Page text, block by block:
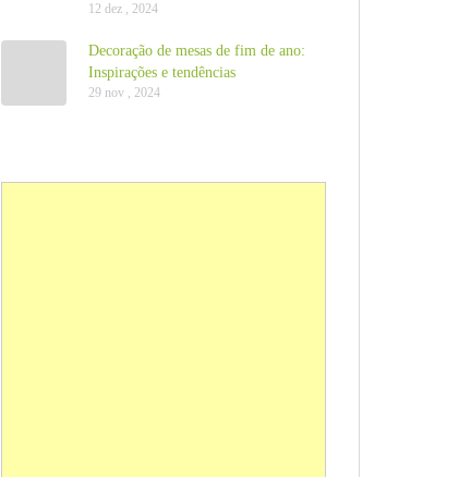
12 dez , 2024
Decoração de mesas de fim de ano:
Inspirações e tendências
29 nov , 2024